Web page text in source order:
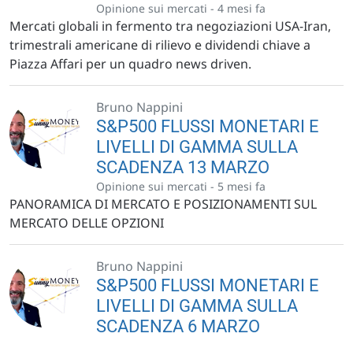
Opinione sui mercati - 4 mesi fa
Mercati globali in fermento tra negoziazioni USA-Iran,
trimestrali americane di rilievo e dividendi chiave a
Piazza Affari per un quadro news driven.
Bruno Nappini
S&P500 FLUSSI MONETARI E
LIVELLI DI GAMMA SULLA
SCADENZA 13 MARZO
Opinione sui mercati - 5 mesi fa
PANORAMICA DI MERCATO E POSIZIONAMENTI SUL
MERCATO DELLE OPZIONI
Bruno Nappini
S&P500 FLUSSI MONETARI E
LIVELLI DI GAMMA SULLA
SCADENZA 6 MARZO